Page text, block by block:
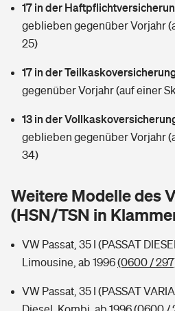
Wer versichert was: Jetzt
Sie haben Fragen?
Mietkautionsversicherung
Restkreditversicherung
Tools
Hochwasser-Check: Wie gefährdet
Sie haben Fragen?
Kinderinvalidität
Hundehalter-Haftpflicht
Handyversicherung
Private Cyberversicherung
Zur Übersicht
Tierkrankenversicherung
Zur Übersicht
Tools
Wer versichert was: Jetzt
Rentenrechner: Wie viel Geld
17 in der
geblieben gegenüber Vorjahr
25)
17 in der
gegenüber Vorjahr (auf einer
13 in der
geblieben gegenüber Vorjahr
34)
Weitere Modelle des
(HSN/TSN in
VW Passat, 35 I (PASSAT
Limousine, ab 1996(0600 /
VW Passat, 35 I (PASSAT